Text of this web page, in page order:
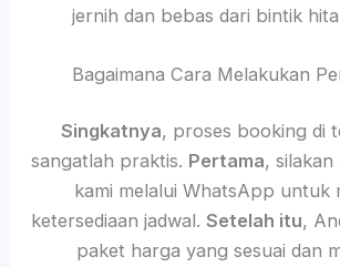
jernih dan bebas dari bintik
Bagaimana Cara Melakukan
Singkatnya, proses booking di
sangatlah praktis. Pertama,
kami melalui WhatsApp untuk
ketersediaan jadwal. Setelah itu,
paket harga yang sesuai dan